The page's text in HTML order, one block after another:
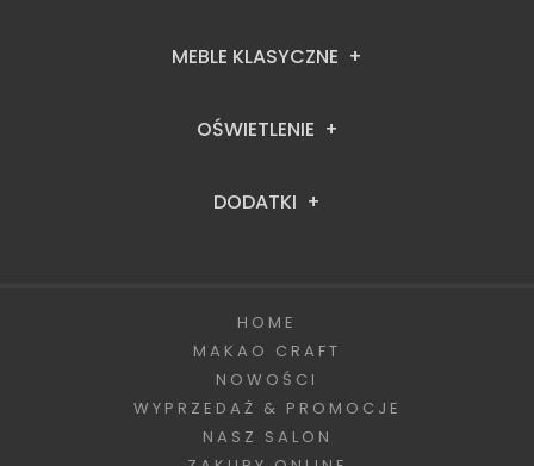
MEBLE KLASYCZNE
OŚWIETLENIE
DODATKI
HOME
MAKAO CRAFT
NOWOŚCI
WYPRZEDAŻ & PROMOCJE
NASZ SALON